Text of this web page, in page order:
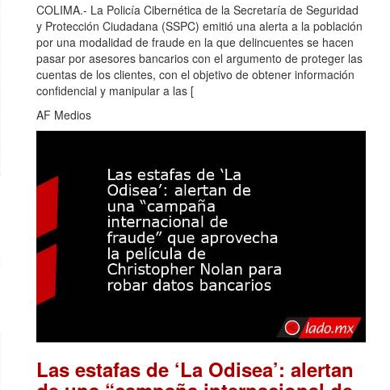
COLIMA.- La Policía Cibernética de la Secretaría de Seguridad
y Protección Ciudadana (SSPC) emitió una alerta a la población
por una modalidad de fraude en la que delincuentes se hacen
pasar por asesores bancarios con el argumento de proteger las
cuentas de los clientes, con el objetivo de obtener información
confidencial y manipular a las [
AF Medios
Las estafas de ‘La Odisea’: alertan